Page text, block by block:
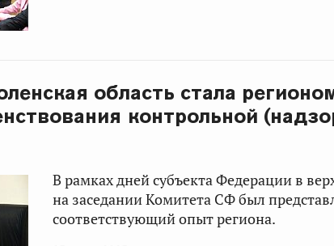
область стала
контрольной
В рамках дней субъекта Федерации в
на заседании Комитета СФ был
соответствующий опыт региона.